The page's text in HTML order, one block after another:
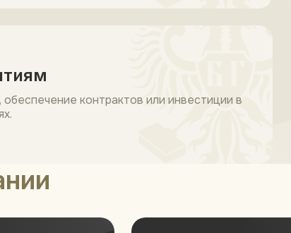
контрактов или инвестиции в